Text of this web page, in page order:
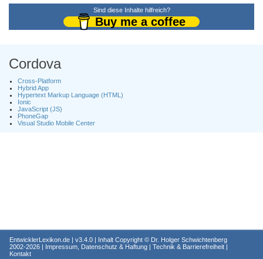
Sind diese Inhalte hilfreich?
Buy me a coffee
Cordova
Cross-Platform
Hybrid App
Hypertext Markup Language (HTML)
Ionic
JavaScript (JS)
PhoneGap
Visual Studio Mobile Center
EntwicklerLexikon.de | v3.4.0 | Inhalt Copyright © Dr. Holger Schwichtenberg
2002-2026 | Impressum, Datenschutz & Haftung | Technik & Barrierefreiheit |
Kontakt